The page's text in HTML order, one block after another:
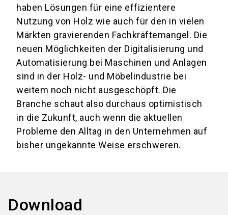
haben Lösungen für eine effizientere
Nutzung von Holz wie auch für den in vielen
Märkten gravierenden Fachkräftemangel. Die
neuen Möglichkeiten der Digitalisierung und
Automatisierung bei Maschinen und Anlagen
sind in der Holz- und Möbelindustrie bei
weitem noch nicht ausgeschöpft. Die
Branche schaut also durchaus optimistisch
in die Zukunft, auch wenn die aktuellen
Probleme den Alltag in den Unternehmen auf
bisher ungekannte Weise erschweren.
Download